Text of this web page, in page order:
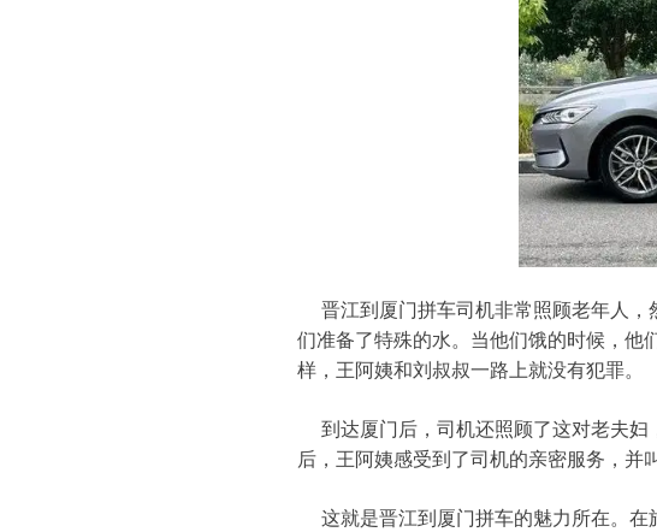
晋江到厦门拼车司机非常照顾老年人，
们准备了特殊的水。当他们饿的时候，他
样，王阿姨和刘叔叔一路上就没有犯罪。
到达厦门后，司机还照顾了这对老夫妇
后，王阿姨感受到了司机的亲密服务，并
这就是晋江到厦门拼车的魅力所在。在